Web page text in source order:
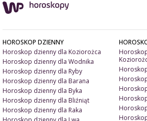
HOROSKOP DZIENNY
Horoskop dzienny dla Koziorożca
Horoskop dzienny dla Wodnika
Horoskop dzienny dla Ryby
Horoskop dzienny dla Barana
Horoskop dzienny dla Byka
Horoskop dzienny dla Bliźniąt
Horoskop dzienny dla Raka